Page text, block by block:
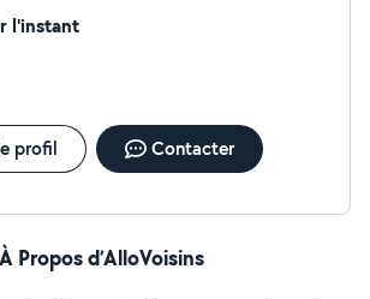
l'instant
profil Contacter
À Propos d’AlloVoisins